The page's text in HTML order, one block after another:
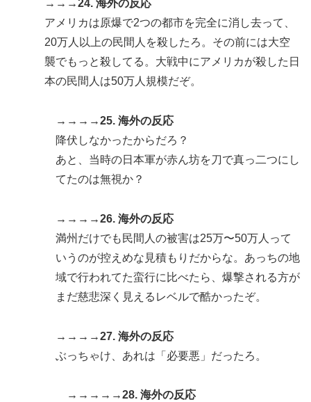
→→→24. 海外の反応
アメリカは原爆で2つの都市を完全に消し去って、
20万人以上の民間人を殺したろ。その前には大空
襲でもっと殺してる。大戦中にアメリカが殺した日
本の民間人は50万人規模だぞ。
→→→→25. 海外の反応
降伏しなかったからだろ？
あと、当時の日本軍が赤ん坊を刀で真っ二つにし
てたのは無視か？
→→→→26. 海外の反応
満州だけでも民間人の被害は25万〜50万人って
いうのが控えめな見積もりだからな。あっちの地
域で行われてた蛮行に比べたら、爆撃される方が
まだ慈悲深く見えるレベルで酷かったぞ。
→→→→27. 海外の反応
ぶっちゃけ、あれは「必要悪」だったろ。
→→→→→28. 海外の反応